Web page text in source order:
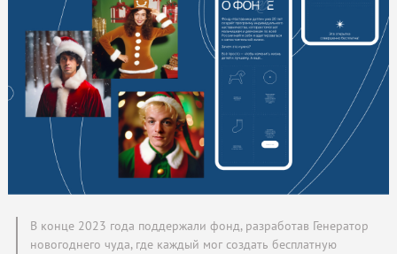
В конце 2023 года поддержали фонд, разработав Генератор
новогоднего чуда, где каждый мог создать бесплатную